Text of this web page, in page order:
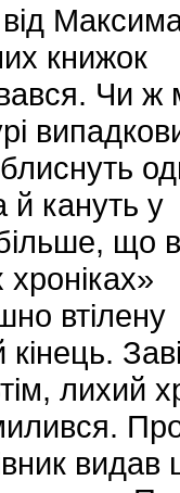
книжок
Чи ж
й кануть у
більше, що
втілену
лихий
видав